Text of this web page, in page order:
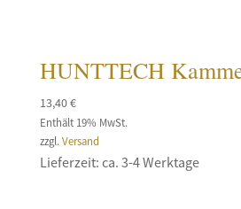
HUNTTECH
13,40€
Enthält 19% MwSt.
zzgl.Versand
Lieferzeit: ca. 3-4 Werktage